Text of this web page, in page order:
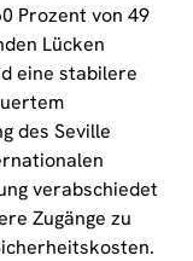
Prozent von 49
Lücken
eine stabilere
des Seville
verabschiedet
Zugänge zu